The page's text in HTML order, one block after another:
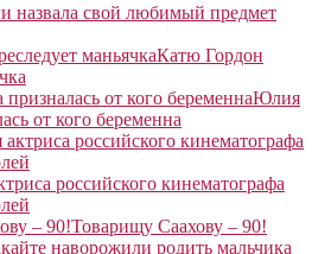
назвала свой любимый предмет
Катю Гордон
Юлия
от кого беременна
российского кинематографа
Товарищу Саахову – 90!